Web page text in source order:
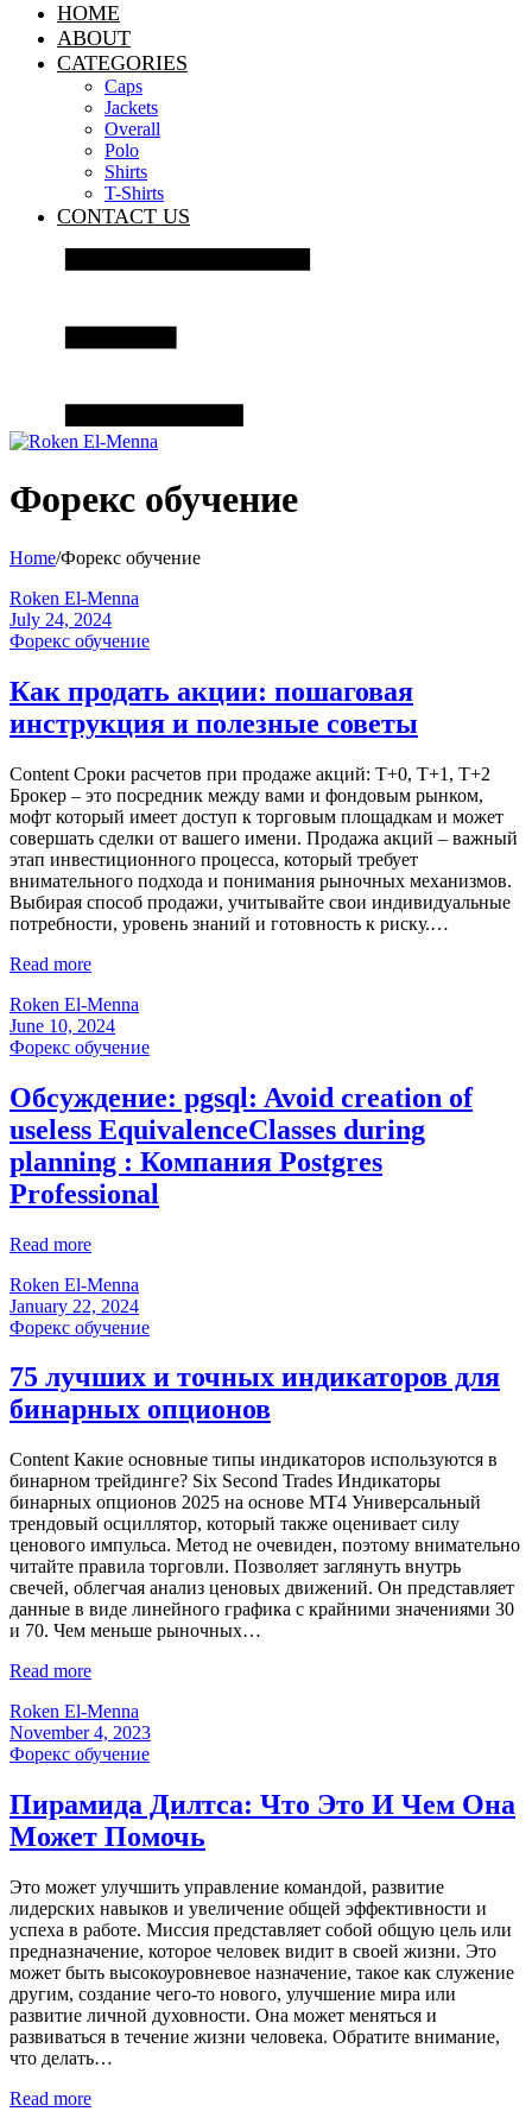
HOME
ABOUT
CATEGORIES
Caps
Jackets
Overall
Polo
Shirts
T-Shirts
CONTACT US
Форекс обучение
Home/Форекс обучение
Roken El-Menna
July 24, 2024
Форекс обучение
Как продать акции: пошаговая
инструкция и полезные советы
Content Сроки расчетов при продаже акций: T+0, T+1, T+2
Брокер – это посредник между вами и фондовым рынком,
мофт который имеет доступ к торговым площадкам и может
совершать сделки от вашего имени. Продажа акций – важный
этап инвестиционного процесса, который требует
внимательного подхода и понимания рыночных механизмов.
Выбирая способ продажи, учитывайте свои индивидуальные
потребности, уровень знаний и готовность к риску.…
Read more
Roken El-Menna
June 10, 2024
Форекс обучение
Обсуждение: pgsql: Avoid creation of
useless EquivalenceClasses during
planning : Компания Postgres
Professional
Read more
Roken El-Menna
January 22, 2024
Форекс обучение
75 лучших и точных индикаторов для
бинарных опционов
Content Какие основные типы индикаторов используются в
бинарном трейдинге? Six Second Trades Индикаторы
бинарных опционов 2025 на основе МТ4 Универсальный
трендовый осциллятор, который также оценивает силу
ценового импульса. Метод не очевиден, поэтому внимательно
читайте правила торговли. Позволяет заглянуть внутрь
свечей, облегчая анализ ценовых движений. Он представляет
данные в виде линейного графика с крайними значениями 30
и 70. Чем меньше рыночных…
Read more
Roken El-Menna
November 4, 2023
Форекс обучение
Пирамида Дилтса: Что Это И Чем Она
Может Помочь
Это может улучшить управление командой, развитие
лидерских навыков и увеличение общей эффективности и
успеха в работе. Миссия представляет собой общую цель или
предназначение, которое человек видит в своей жизни. Это
может быть высокоуровневое назначение, такое как служение
другим, создание чего-то нового, улучшение мира или
развитие личной духовности. Она может меняться и
развиваться в течение жизни человека. Обратите внимание,
что делать…
Read more